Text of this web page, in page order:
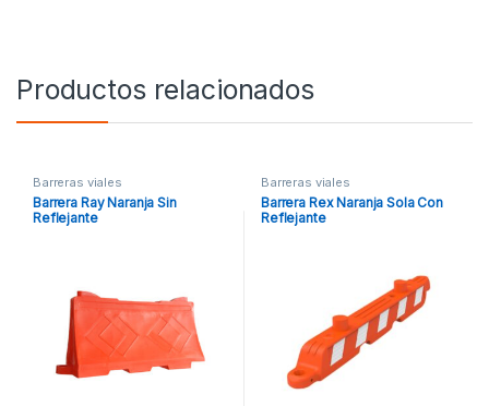
Productos relacionados
Barreras viales
Barrera Ray Naranja Sin
Reflejante
Barreras viales
Barrera Rex Naranja Sola Con
Reflejante